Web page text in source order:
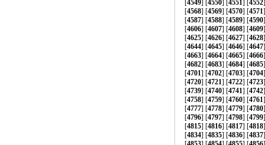
[4549] [4550] [4551] [4552
[4568] [4569] [4570] [4571
[4587] [4588] [4589] [4590
[4606] [4607] [4608] [4609
[4625] [4626] [4627] [4628
[4644] [4645] [4646] [4647
[4663] [4664] [4665] [4666
[4682] [4683] [4684] [4685
[4701] [4702] [4703] [4704
[4720] [4721] [4722] [4723
[4739] [4740] [4741] [4742
[4758] [4759] [4760] [4761
[4777] [4778] [4779] [4780
[4796] [4797] [4798] [4799
[4815] [4816] [4817] [4818
[4834] [4835] [4836] [4837